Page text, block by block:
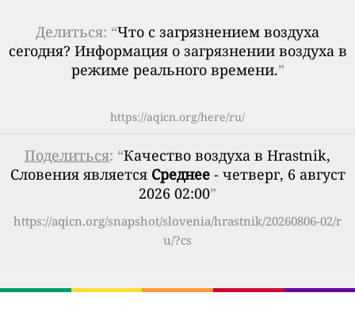
Делиться: “Что с загрязнением воздуха
сегодня? Информация о загрязнении воздуха в
режиме реального времени.”
https://aqicn.org/here/ru/
Поделиться: “Качество воздуха в Hrastnik,
Словения является Среднее- четверг, 6 август
2026 02:00”
https://aqicn.org/snapshot/slovenia/hrastnik/20260806-02/r
u/?cs